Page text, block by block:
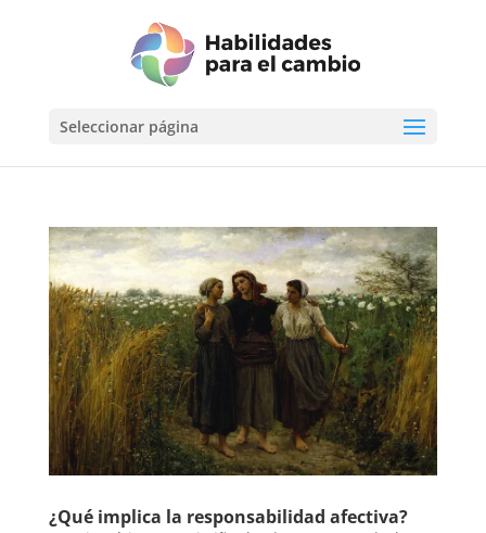
Seleccionar página
¿Qué implica la responsabilidad afectiva?